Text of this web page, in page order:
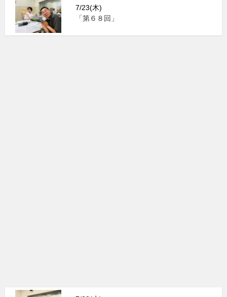
7/23(木)
「第６８回」